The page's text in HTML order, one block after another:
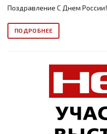
Поздравление С Днем России!
ПОДРОБНЕЕ